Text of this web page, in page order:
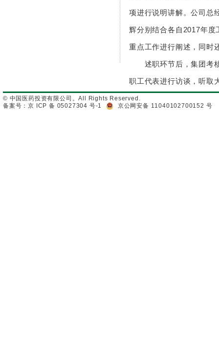
项进行说明讲解。公司总
辉分别结合各自2017年
重点工作进行阐述，同时
述职环节后，集团考
职工代表进行访谈，听取
© 中国医药投资有限公司。All Rights Reserved.
备案号：京 ICP 备 05027304 号-1
京公网安备 11040102700152 号